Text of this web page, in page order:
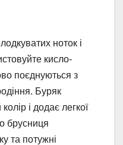
ноток і
кисло-
поєднуються з
Буряк
і додає легкої
брусниця
та потужні